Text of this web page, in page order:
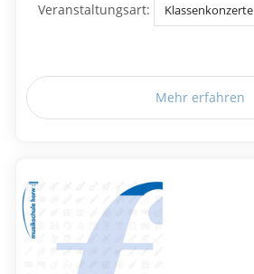
Veranstaltungsart: Klassenkonzerte
Mehr erfahren